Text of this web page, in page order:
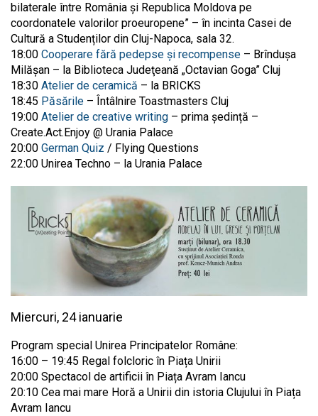
bilaterale între România și Republica Moldova pe
coordonatele valorilor proeuropene” – în incinta Casei de
Cultură a Studenților din Cluj-Napoca, sala 32.
18:00 Cooperare fără pedepse și recompense – Brîndușa
Milășan – la Biblioteca Judeţeană „Octavian Goga” Cluj
18:30 Atelier de ceramică – la BRICKS
18:45 Păsările – Întâlnire Toastmasters Cluj
19:00 Atelier de creative writing – prima ședință –
Create.Act.Enjoy @ Urania Palace
20:00 German Quiz / Flying Questions
22:00 Unirea Techno – la Urania Palace
Miercuri, 24 ianuarie
Program special Unirea Principatelor Române:
16:00 – 19:45 Regal folcloric în Piața Unirii
20:00 Spectacol de artificii în Piața Avram Iancu
20:10 Cea mai mare Horă a Unirii din istoria Clujului în Piața
Avram Iancu